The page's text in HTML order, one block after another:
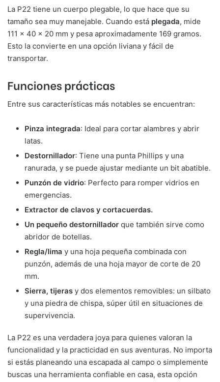
La P22 tiene un cuerpo plegable, lo que hace que su
tamaño sea muy manejable. Cuando está plegada, mide
111 × 40 × 20 mm y pesa aproximadamente 169 gramos.
Esto la convierte en una opción liviana y fácil de
transportar.
Funciones prácticas
Entre sus características más notables se encuentran:
Pinza integrada: Ideal para cortar alambres y abrir
latas.
Destornillador: Tiene una punta Phillips y una
ranurada, y se puede ajustar mediante un bit abatible.
Punzón de vidrio: Perfecto para romper vidrios en
emergencias.
Extractor de clavos y cortacuerdas.
Un pequeño destornillador que también sirve como
abridor de botellas.
Regla/lima y una hoja pequeña combinada con
punzón, además de una hoja mayor de corte de 20
mm.
Sierra, tijeras y dos elementos removibles: un silbato
y una piedra de chispa, súper útil en situaciones de
supervivencia.
La P22 es una verdadera joya para quienes valoran la
funcionalidad y la practicidad en sus aventuras. No importa
si estás planeando una escapada al campo o simplemente
buscas una herramienta confiable en casa, esta opción